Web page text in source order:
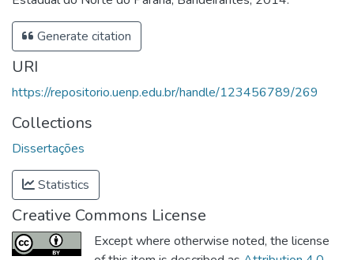
Generate citation
URI
https://repositorio.uenp.edu.br/handle/123456789/269
Collections
Dissertações
Statistics
Creative Commons License
Except where otherwise noted, the license